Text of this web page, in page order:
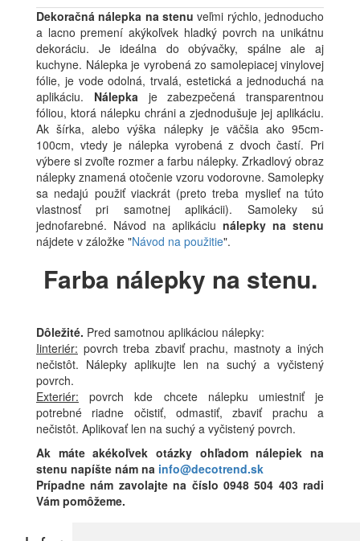
Dekoračná nálepka na stenuveľmi rýchlo, jednoducho
a lacno premení akýkoľvek hladký povrch na unikátnu
dekoráciu. Je ideálna do obývačky, spálne ale aj
kuchyne. Nálepka je vyrobená zo samolepiacej vinylovej
fólie, je vode odolná, trvalá, estetická a jednoduchá na
aplikáciu. Nálepka je zabezpečená transparentnou
fóliou, ktorá nálepku chráni a zjednodušuje jej aplikáciu.
Ak šírka, alebo výška nálepky je väčšia ako 95cm-
100cm, vtedy je nálepka vyrobená z dvoch častí. Pri
výbere si zvoľte rozmer a farbu nálepky. Zrkadlový obraz
nálepky znamená otočenie vzoru vodorovne. Samolepky
sa nedajú použiť viackrát (preto treba myslieť na túto
vlastnosť pri samotnej aplikácii). Samoleky sú
jednofarebné. Návod na aplikáciu nálepky na stenu
nájdete v záložke "Návod na použitie".
Farba nálepky na stenu.
Dôležité. Pred samotnou aplikáciou nálepky:
Iinteriér: povrch treba zbaviť prachu, mastnoty a iných
nečistôt. Nálepky aplikujte len na suchý a vyčistený
povrch.
Exteriér: povrch kde chcete nálepku umiestniť je
potrebné riadne očistiť, odmastiť, zbaviť prachu a
nečistôt. Aplikovať len na suchý a vyčistený povrch.
Ak máte akékoľvek otázky ohľadom nálepiek na
stenu napíšte nám na info@decotrend.sk
Prípadne nám zavolajte na číslo 0948 504 403 radi
Vám pomôžeme.